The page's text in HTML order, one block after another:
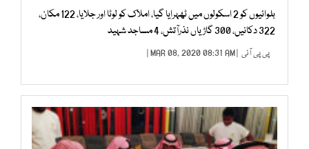
بلوائیوں کو 2 اسکولوں میں ٹھہرایا گیا، املاک کو لوٹا اور جلایا، 122 مکان،
322 دکانیں، 300 گاڑیاں نذرآتش، 4 مساجد شہید
پی پی آئی